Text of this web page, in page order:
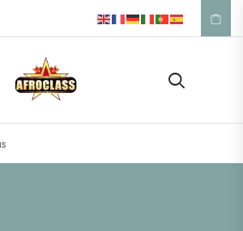
Appelez-nous: +33 1 42 57 39 53